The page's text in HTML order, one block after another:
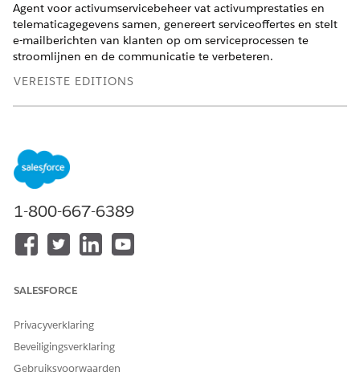
Agent voor activumservicebeheer vat activumprestaties en
telematicagegevens samen, genereert serviceoffertes en stelt
e-mailberichten van klanten op om serviceprocessen te
stroomlijnen en de communicatie te verbeteren.
VEREISTE EDITIONS
Beschikbaar in:
Developer
Automotive of inbegrepen in Agentforce 1 Automotive
Edition. Vereist dat elke gebruiker de uitbreiding Agentforce
voor Automotive heeft om toegang tot de actie te krijgen.
ZieSchatting van activumservice
Laat ons weten wat we kunnen doen om te verbeteren!
1-800-667-6389
SALESFORCE
Privacyverklaring
Beveiligingsverklaring
Gebruiksvoorwaarden